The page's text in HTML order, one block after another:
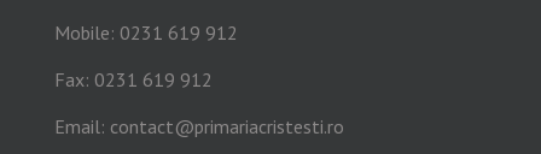
Mobile: 0231 619 912
Fax: 0231 619 912
Email: contact@primariacristesti.ro